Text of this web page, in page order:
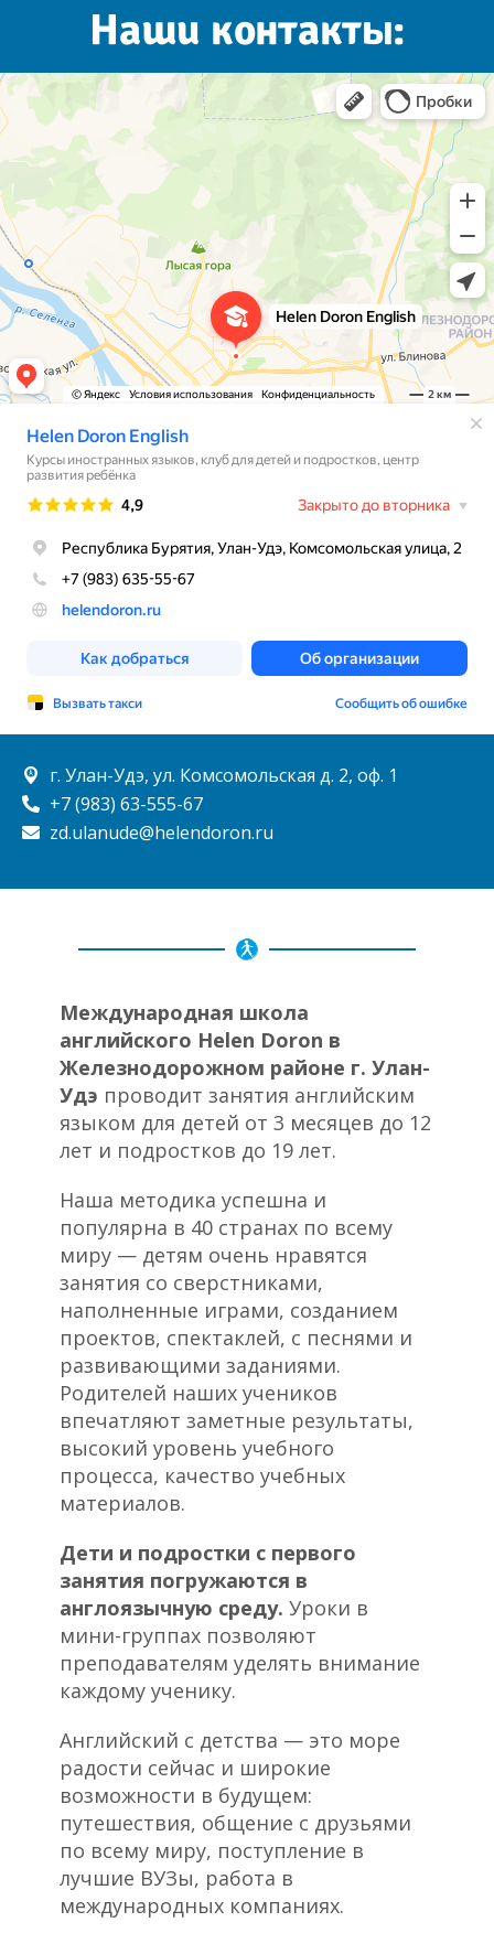
Наши контакты:
г. Улан-Удэ, ул. Комсомольская д. 2, оф. 1
+7 (983) 63-555-67
zd.ulanude@helendoron.ru
Международная школа
английского Helen Doron в
Железнодорожном районе г. Улан-
Удэ проводит занятия английским
языком для детей от 3 месяцев до 12
лет и подростков до 19 лет.
Наша методика успешна и
популярна в 40 странах по всему
миру — детям очень нравятся
занятия со сверстниками,
наполненные играми, созданием
проектов, спектаклей, с песнями и
развивающими заданиями.
Родителей наших учеников
впечатляют заметные результаты,
высокий уровень учебного
процесса, качество учебных
материалов.
Дети и подростки с первого
занятия погружаются в
англоязычную среду. Уроки в
мини-группах позволяют
преподавателям уделять внимание
каждому ученику.
Английский с детства — это море
радости сейчас и широкие
возможности в будущем:
путешествия, общение с друзьями
по всему миру, поступление в
лучшие ВУЗы, работа в
международных компаниях.